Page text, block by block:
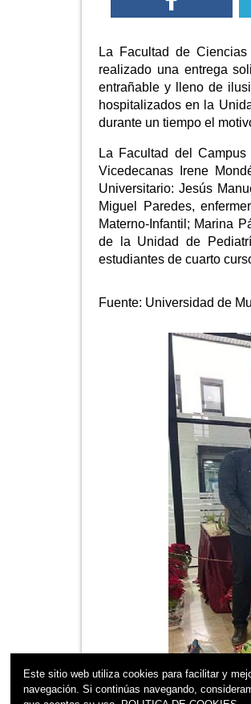
La Facultad de
realizado una entrega
entrañable y lleno de
hospitalizados en la
durante un tiempo el
La Facultad del
Vicedecanas Irene
Universitario: Jesús
Miguel Paredes,
Materno-Infantil; Marina
de la Unidad de
estudiantes de cuarto
Fuente: Universidad de
Este sitio web utiliza cookies para facilitar y
navegación. Si continúas navegando,